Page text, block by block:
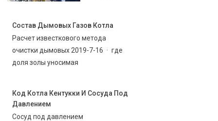
Состав Дымовых Газов Котла
Расчет известкового метода
очистки дымовых 2019-7-16 · где
доля золы уносимая
Код Котла Кентукки И Сосуда Под
Давлением
Сосуд под давлением